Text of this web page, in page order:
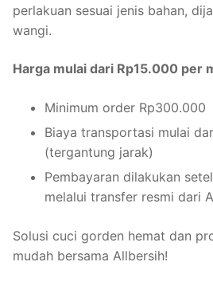
perlakuan sesuai jenis bahan,
wangi.
Harga mulai dari Rp15.000 per
Minimum order Rp300.000
Biaya transportasi mulai
(tergantung jarak)
Pembayaran dilakukan
melalui transfer resmi dari
Solusi cuci gorden hemat dan
mudah bersama Allbersih!